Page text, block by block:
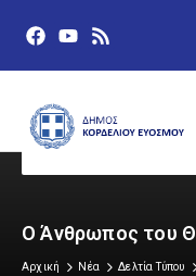
O Άνθρωπος του
Αρχική Νέα Δελτία Τύπου